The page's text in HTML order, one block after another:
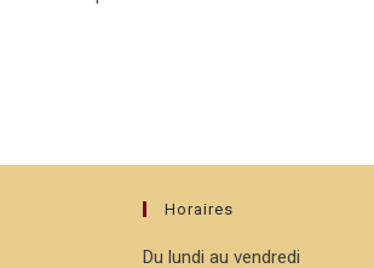
Horaires
Du lundi au vendredi